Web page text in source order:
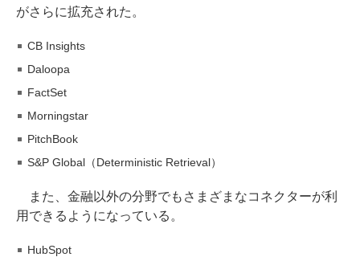
がさらに拡充された。
CB Insights
Daloopa
FactSet
Morningstar
PitchBook
S&P Global（Deterministic Retrieval）
また、金融以外の分野でもさまざまなコネクターが利
用できるようになっている。
HubSpot